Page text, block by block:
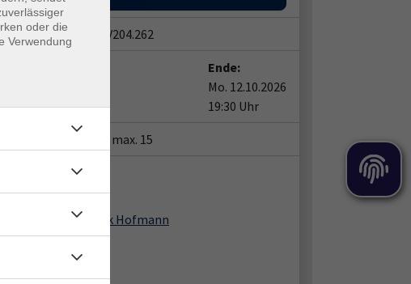
Kursnummer: V204.262
18:00 Uhr
Ende:
Mo. 12.10.2026
19:30 Uhr
min. 6 / max. 15
Dozent*in:
Frank Hofmann
oder die
Verwendung